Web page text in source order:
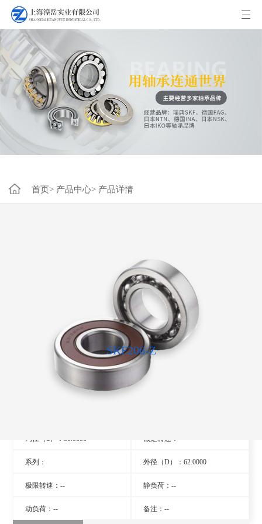
首页> 产品中心> 产品详情
SKF206-Z
内径（d）：30.0000 额定转速：- -
系列： 外径（D）：62.0000
极限转速：-- 静负荷：--
动负荷：-- 备注：--